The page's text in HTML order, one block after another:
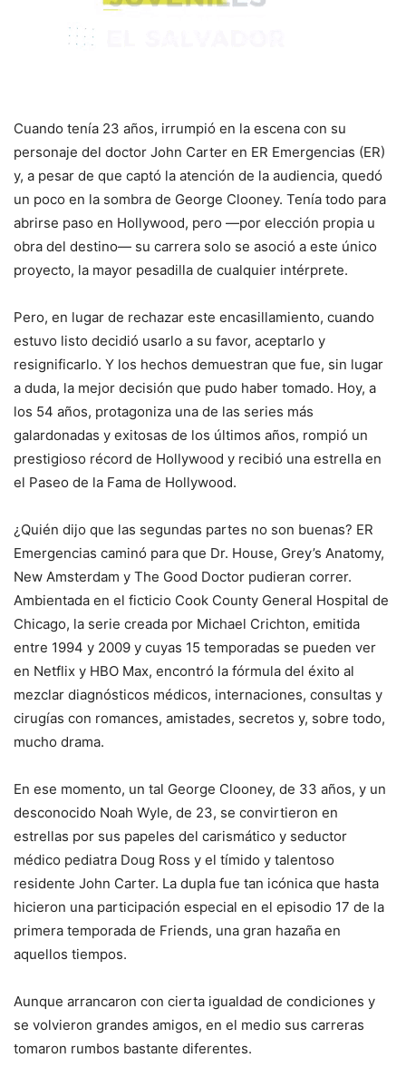
Cuando tenía 23 años, irrumpió en la escena con su
personaje del doctor John Carter en ER Emergencias (ER)
y, a pesar de que captó la atención de la audiencia, quedó
un poco en la sombra de George Clooney. Tenía todo para
abrirse paso en Hollywood, pero —por elección propia u
obra del destino— su carrera solo se asoció a este único
proyecto, la mayor pesadilla de cualquier intérprete.
Pero, en lugar de rechazar este encasillamiento, cuando
estuvo listo decidió usarlo a su favor, aceptarlo y
resignificarlo. Y los hechos demuestran que fue, sin lugar
a duda, la mejor decisión que pudo haber tomado. Hoy, a
los 54 años, protagoniza una de las series más
galardonadas y exitosas de los últimos años, rompió un
prestigioso récord de Hollywood y recibió una estrella en
el Paseo de la Fama de Hollywood.
¿Quién dijo que las segundas partes no son buenas? ER
Emergencias caminó para que Dr. House, Grey’s Anatomy,
New Amsterdam y The Good Doctor pudieran correr.
Ambientada en el ficticio Cook County General Hospital de
Chicago, la serie creada por Michael Crichton, emitida
entre 1994 y 2009 y cuyas 15 temporadas se pueden ver
en Netflix y HBO Max, encontró la fórmula del éxito al
mezclar diagnósticos médicos, internaciones, consultas y
cirugías con romances, amistades, secretos y, sobre todo,
mucho drama.
En ese momento, un tal George Clooney, de 33 años, y un
desconocido Noah Wyle, de 23, se convirtieron en
estrellas por sus papeles del carismático y seductor
médico pediatra Doug Ross y el tímido y talentoso
residente John Carter. La dupla fue tan icónica que hasta
hicieron una participación especial en el episodio 17 de la
primera temporada de Friends, una gran hazaña en
aquellos tiempos.
Aunque arrancaron con cierta igualdad de condiciones y
se volvieron grandes amigos, en el medio sus carreras
tomaron rumbos bastante diferentes.